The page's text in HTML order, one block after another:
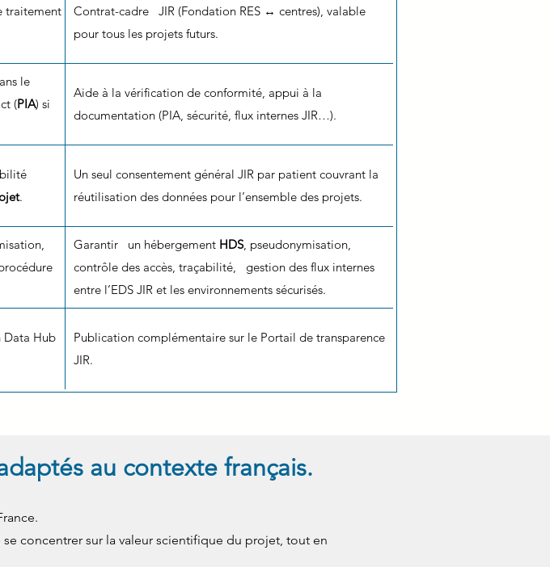
traitement
Contrat-cadre JIR (Fondation RES ↔ centres), valable
pour tous les projets futurs.
le
(PIA) si
Aide à la vérification de conformité, appui à la
documentation (PIA, sécurité, flux internes JIR…).
.
Un seul consentement général JIR par patient couvrant la
réutilisation des données pour l’ensemble des projets.
Garantir un hébergement HDS, pseudonymisation,
contrôle des accès, traçabilité, gestion des flux internes
entre l’EDS JIR et les environnements sécurisés.
Data Hub
Publication complémentaire sur le Portail de transparence
JIR.
au contexte français.
concentrer sur la valeur scientifique du projet, tout en